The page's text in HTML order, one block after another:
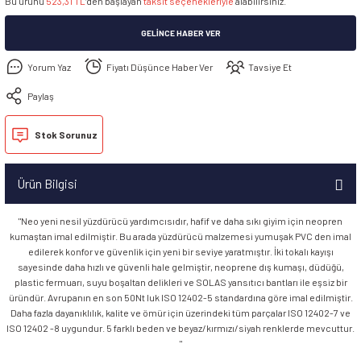
GELINCE HABER VER
Yorum Yaz Fiyatı Düşünce Haber Ver Tavsiye Et
Paylaş
Stok Sorunuz
Ürün Bilgisi
"Neo yeni nesil yüzdürücü yardımcısıdır, hafif ve daha sıkı giyim için neopren
kumaştan imal edilmiştir. Bu arada yüzdürücü malzemesi yumuşak PVC den imal
edilerek konfor ve güvenlik için yeni bir seviye yaratmıştır. İki tokalı kayışı
sayesinde daha hızlı ve güvenli hale gelmiştir, neoprene dış kumaşı, düdüğü,
plastic fermuarı, suyu boşaltan delikleri ve SOLAS yansıtıcı bantları ile eşsiz bir
üründür. Avrupanın en son 50Nt luk ISO 12402-5 standardına göre imal edilmiştir.
Daha fazla dayanıklılık, kalite ve ömür için üzerindeki tüm parçalar ISO 12402-7 ve
ISO 12402 -8 uygundur. 5 farklı beden ve beyaz/kırmızı/siyah renklerde mevcuttur.